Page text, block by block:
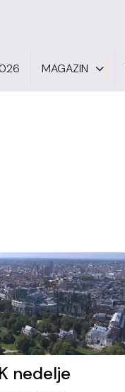
MAGAZIN
nedelje